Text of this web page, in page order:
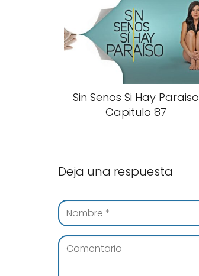
Sin Senos Si Hay Paraiso
Capitulo 87
Deja una respuesta